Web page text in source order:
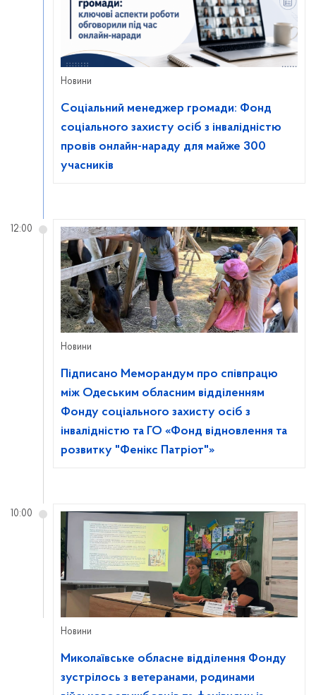
Новини
Соціальний менеджер громади: Фонд
соціального захисту осіб з інвалідністю
провів онлайн-нараду для майже 300
учасників
Новини
Підписано Меморандум про співпрацю
між Одеським обласним відділенням
Фонду соціального захисту осіб з
інвалідністю та ГО «Фонд відновлення та
розвитку "Фенікс Патріот"»
12:00
Новини
Миколаївське обласне відділення Фонду
зустрілось з ветеранами, родинами
10:00